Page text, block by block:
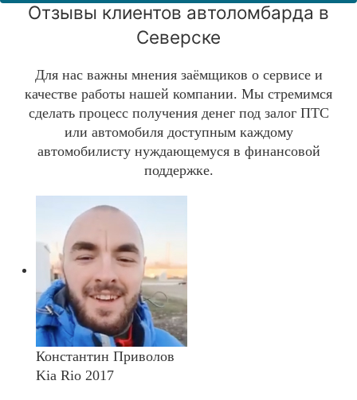
Отзывы клиентов автоломбарда в
Северске
Для нас важны мнения заёмщиков о сервисе и
качестве работы нашей компании. Мы стремимся
сделать процесс получения денег под залог ПТС
или автомобиля доступным каждому
автомобилисту нуждающемуся в финансовой
поддержке.
Константин Приволов
Kia Rio 2017